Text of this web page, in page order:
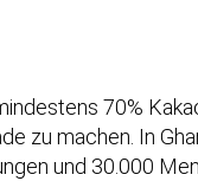
70%
zu machen. In
und 30.000